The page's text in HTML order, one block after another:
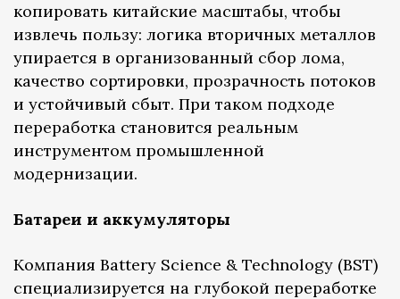
копировать китайские масштабы, чтобы
извлечь пользу: логика вторичных металлов
упирается в организованный сбор лома,
качество сортировки, прозрачность потоков
и устойчивый сбыт. При таком подходе
переработка становится реальным
инструментом промышленной
модернизации.
Батареи и аккумуляторы
Компания Battery Science & Technology (BST)
специализируется на глубокой переработке